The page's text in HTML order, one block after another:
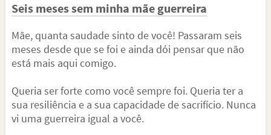
Seis meses sem minha mãe guerreira
Mãe, quanta saudade sinto de você! Passaram seis
meses desde que se foi e ainda dói pensar que não
está mais aqui comigo.
Queria ser forte como você sempre foi. Queria ter a
sua resiliência e a sua capacidade de sacrifício. Nunca
vi uma guerreira igual a você.